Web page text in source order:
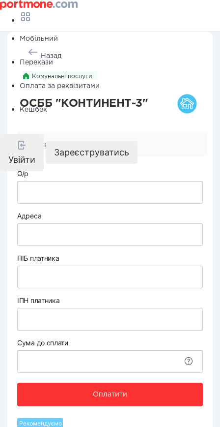
Мобільний
Перекази
Оплата за реквізитами
Кешбек
Увійти
Зареєструватись
Назад
Комунальні послуги
ОСББ "КОНТИНЕНТ-3"
Реквізити компанії
О/р
Адреса
ПІБ платника
ІПН платника
Сума до сплати
Оплатити
Рекомендуємо